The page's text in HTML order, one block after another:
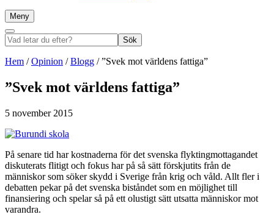
Meny
Sök
Vad
letar
du
Sök
Hem /Opinion /Blogg /”Svek mot världens fattiga”
”Svek mot världens fattiga”
5 november 2015
På senare tid har kostnaderna för det svenska flyktingmottagandet
diskuterats flitigt och fokus har på så sätt förskjutits från de
människor som söker skydd i Sverige från krig och våld. Allt fler i
debatten pekar på det svenska biståndet som en möjlighet till
finansiering och spelar så på ett olustigt sätt utsatta människor mot
varandra.